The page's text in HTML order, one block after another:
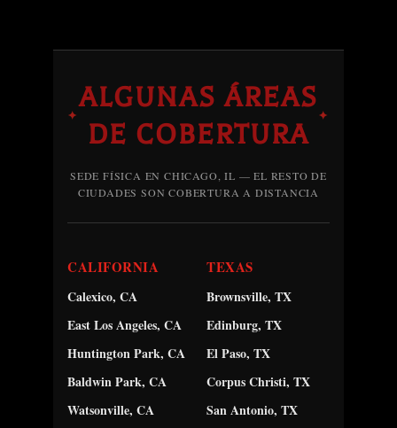
✦
ALGUNAS ÁREAS
DE COBERTURA
✦
SEDE FÍSICA EN CHICAGO, IL — EL RESTO DE
CIUDADES SON COBERTURA A DISTANCIA
CALIFORNIA
Calexico, CA
East Los Angeles, CA
Huntington Park, CA
Baldwin Park, CA
Watsonville, CA
TEXAS
Brownsville, TX
Edinburg, TX
El Paso, TX
Corpus Christi, TX
San Antonio, TX